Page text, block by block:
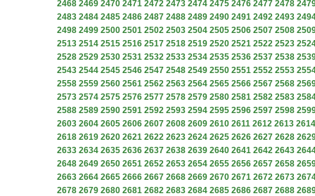
2468 2469 2470 2471 2472 2473 2474 2475 2476 2477 2478
2483 2484 2485 2486 2487 2488 2489 2490 2491 2492 2493
2498 2499 2500 2501 2502 2503 2504 2505 2506 2507 2508
2513 2514 2515 2516 2517 2518 2519 2520 2521 2522 2523
2528 2529 2530 2531 2532 2533 2534 2535 2536 2537 2538
2543 2544 2545 2546 2547 2548 2549 2550 2551 2552 2553
2558 2559 2560 2561 2562 2563 2564 2565 2566 2567 2568
2573 2574 2575 2576 2577 2578 2579 2580 2581 2582 2583
2588 2589 2590 2591 2592 2593 2594 2595 2596 2597 2598
2603 2604 2605 2606 2607 2608 2609 2610 2611 2612 2613 2614
2618 2619 2620 2621 2622 2623 2624 2625 2626 2627 2628
2633 2634 2635 2636 2637 2638 2639 2640 2641 2642 2643
2648 2649 2650 2651 2652 2653 2654 2655 2656 2657 2658
2663 2664 2665 2666 2667 2668 2669 2670 2671 2672 2673
2678 2679 2680 2681 2682 2683 2684 2685 2686 2687 2688